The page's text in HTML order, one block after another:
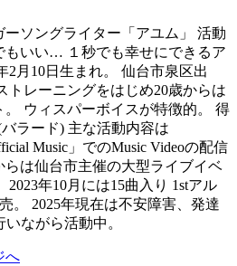
ソングライター「アユム」 活動
もいい… １秒でも幸せにできるア
2月10日生まれ。 仙台市泉区出
トレーニングをはじめ20歳からは
ウィスパーボイスが特徴的。 得
ラード) 主な活動内容は
Music」でのMusic Videoの配信
らは仙台市主催の大型ライブイベ
2023年10月には15曲入り 1stアル
。 2025年現在は不安障害、発達
ながら活動中。
へ